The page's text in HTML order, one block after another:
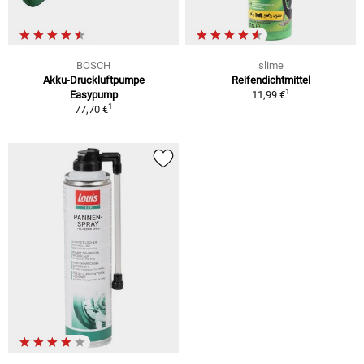
BOSCH
Akku-Druckluftpumpe
Easypump
77,70 €1
slime
Reifendichtmittel
11,99 €1